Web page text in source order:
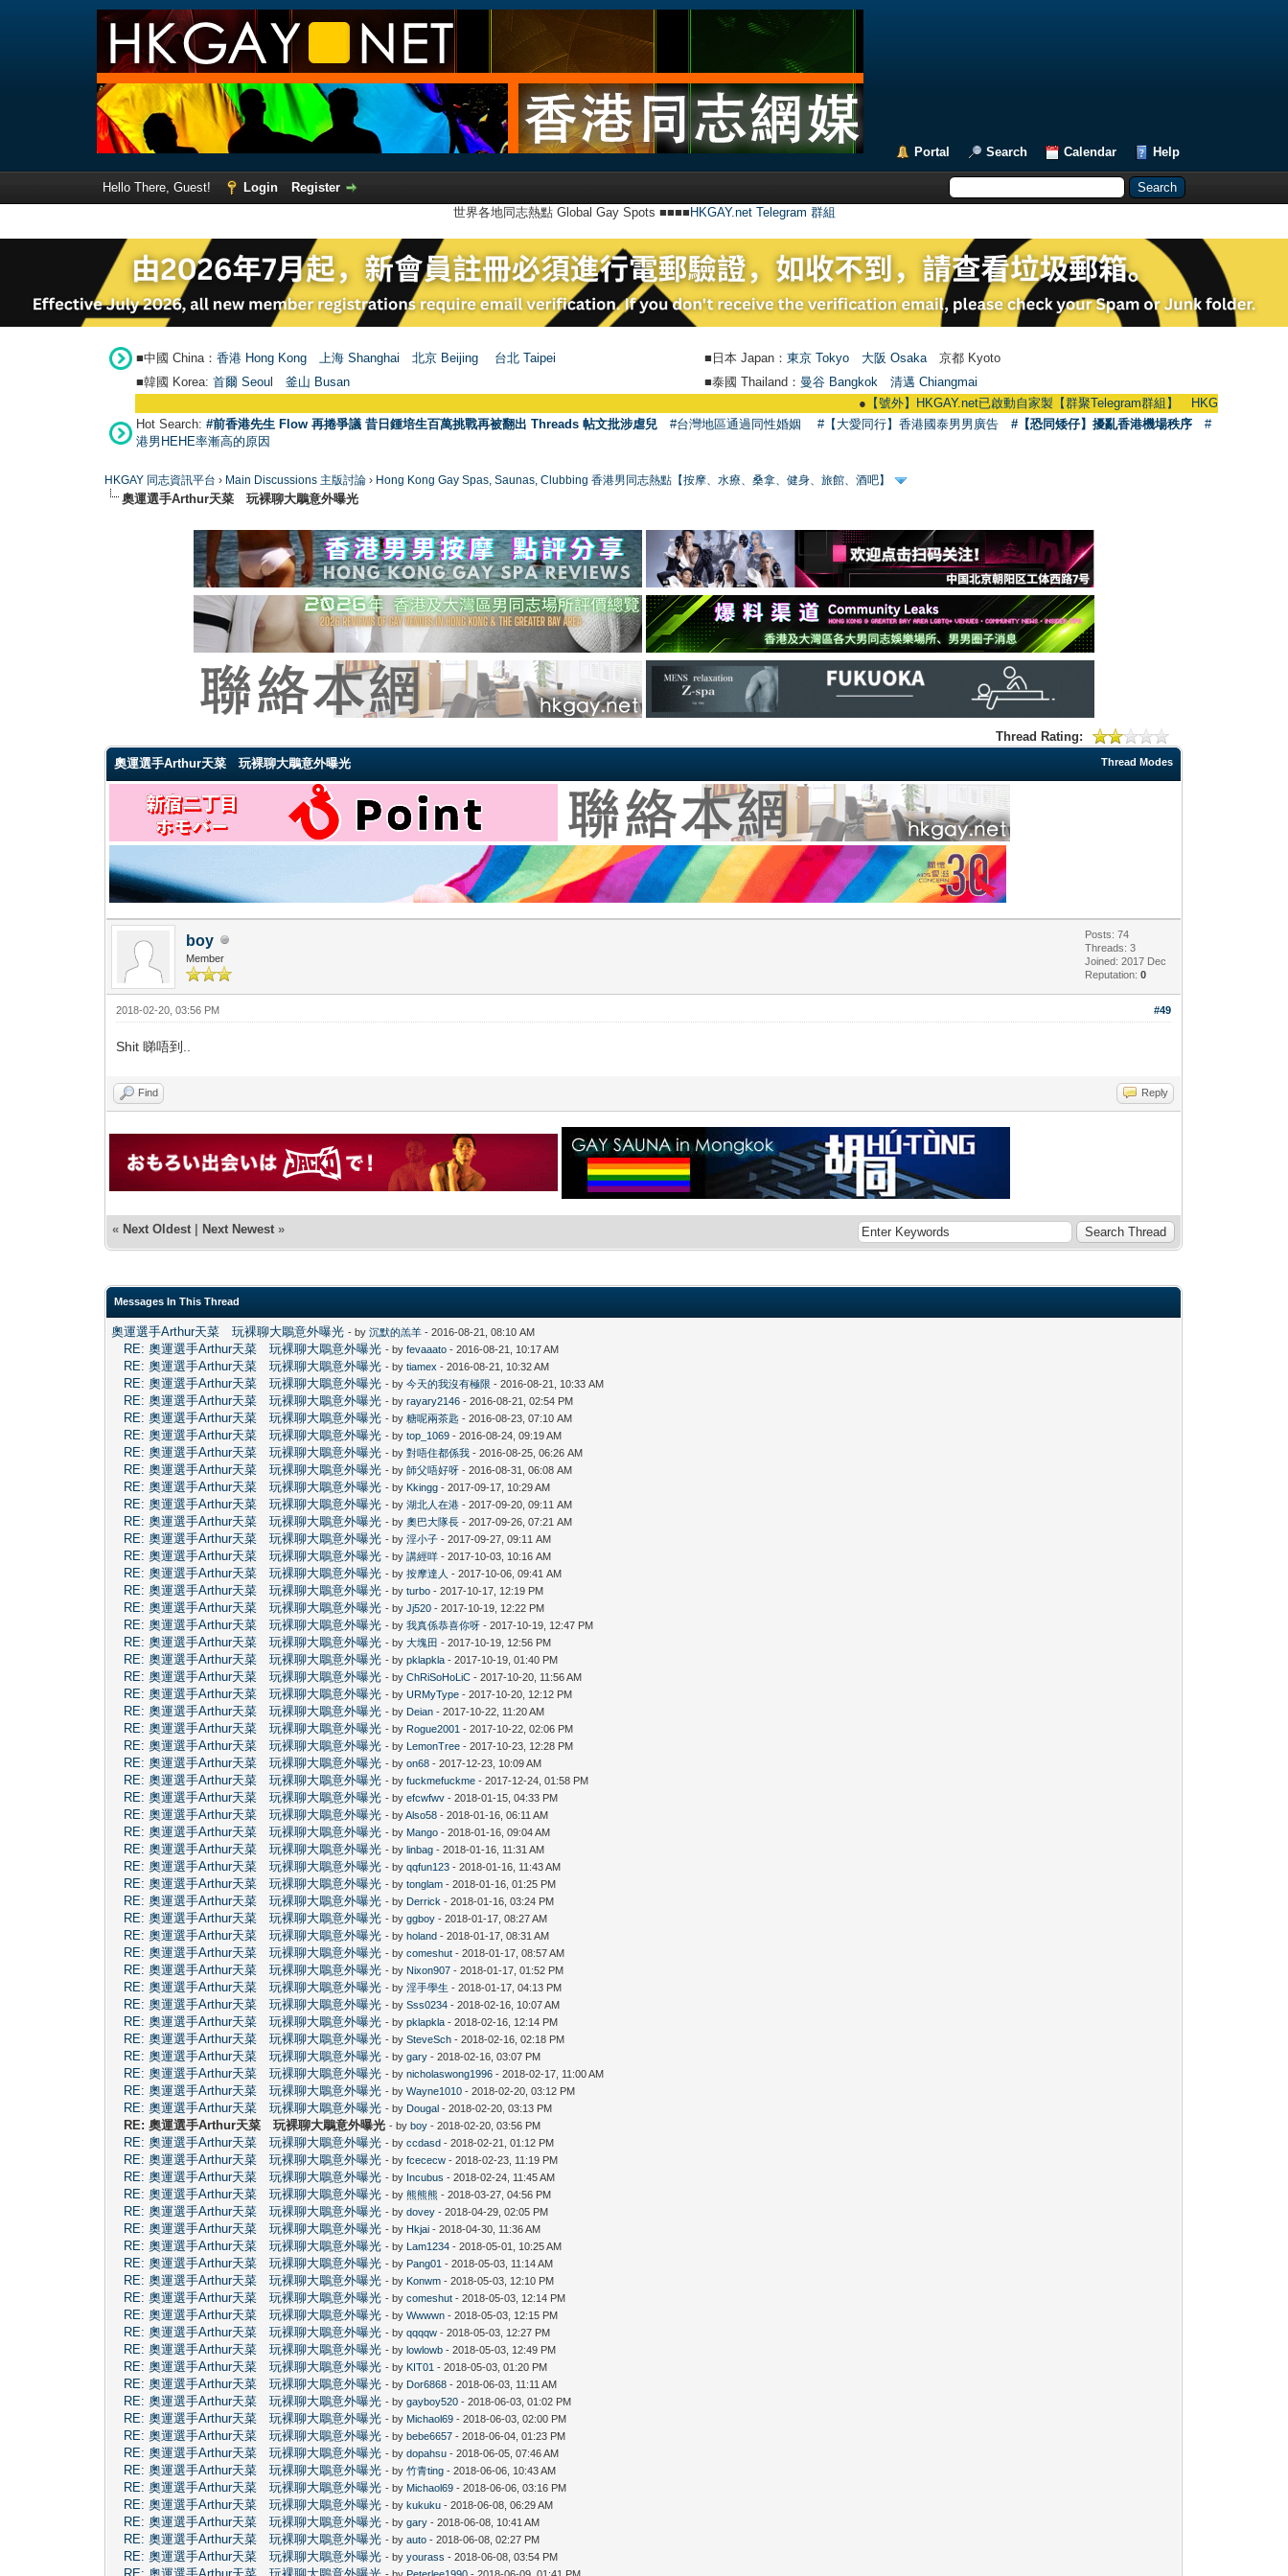
Portal Search Calendar Help
Hello There, Guest! Login
Register
世界各地同志熱點 Global Gay Spots ■■■■ HKGAY.net Telegram 群組
■中國 China： 香港 Hong Kong 上海 Shanghai 北京 Beijing 台北 Taipei ■日本 Japan： 東京 Tokyo 大阪 Osaka 京都 Kyoto
■韓國 Korea: 首爾 Seou 釜山 Busan ■泰國 Thailand： 曼谷 Bangkok
清邁 Chiangmai
【號外】HKGAY.net已啟動自家製【群聚Telegram群組】 HKGAY.net has already
Hot Search: #前香港先生 Flow 再捲爭議 昔日鍾培生百萬挑戰再被翻出 Threads 帖文批涉虐兒 #台灣地區通過同性婚姻 #【大愛同行】香港國泰男男廣告 #【恐同矮仔】擾亂香港機場秩序
#
港男HEHE率漸高的原因
HKGAY 同志資訊平台 › Main Discussions 主版討論 › Hong Kong Gay Spas, Saunas, Clubbing 香港男同志熱點【按摩、水療、桑拿、健身、旅館、酒吧】
奧運選手Arthur天菜 玩裸聊大鵰意外曝光
Thread Rating:
Thread Modes
奧運選手Arthur天菜 玩裸聊大鵰意外曝光
boy
Member
Posts: 74
Threads: 3
Joined: 2017 Dec
Reputation:0
#49
2018-02-20, 03:56 PM
Shit 睇唔到..
Find Reply
« Next Oldest | Next Newest »
Messages In This Thread
奧運選手Arthur天菜 玩裸聊大鵰意外曝光 - by沉默的羔羊 - 2016-08-21, 08:10 AM
RE: 奧運選手Arthur天菜 玩裸聊大鵰意外曝光 - byfevaaato - 2016-08-21, 10:17 AM
RE: 奧運選手Arthur天菜 玩裸聊大鵰意外曝光 - bytiamex - 2016-08-21, 10:32 AM
RE: 奧運選手Arthur天菜 玩裸聊大鵰意外曝光 - by今天的我沒有極限 - 2016-08-21, 10:33 AM
RE: 奧運選手Arthur天菜 玩裸聊大鵰意外曝光 - byrayary2146 - 2016-08-21, 02:54 PM
RE: 奧運選手Arthur天菜 玩裸聊大鵰意外曝光 - by糖呢兩茶匙 - 2016-08-23, 07:10 AM
RE: 奧運選手Arthur天菜 玩裸聊大鵰意外曝光 - bytop_1069 - 2016-08-24, 09:19 AM
RE: 奧運選手Arthur天菜 玩裸聊大鵰意外曝光 - by對唔住都係我 - 2016-08-25, 06:26 AM
RE: 奧運選手Arthur天菜 玩裸聊大鵰意外曝光 - by師父唔好呀 - 2016-08-31, 06:08 AM
RE: 奧運選手Arthur天菜 玩裸聊大鵰意外曝光 - by Kkingg - 2017-09-17, 10:29 AM
RE: 奧運選手Arthur天菜 玩裸聊大鵰意外曝光 - by湖北人在港 - 2017-09-20, 09:11 AM
RE: 奧運選手Arthur天菜 玩裸聊大鵰意外曝光 - by奧巴大隊長 - 2017-09-26, 07:21 AM
RE: 奧運選手Arthur天菜 玩裸聊大鵰意外曝光 - by淫小子 - 2017-09-27, 09:11 AM
RE: 奧運選手Arthur天菜 玩裸聊大鵰意外曝光 - by講經咩 - 2017-10-03, 10:16 AM
RE: 奧運選手Arthur天菜 玩裸聊大鵰意外曝光 - by按摩達人 - 2017-10-06, 09:41 AM
RE: 奧運選手Arthur天菜 玩裸聊大鵰意外曝光 - byturbo - 2017-10-17, 12:19 PM
RE: 奧運選手Arthur天菜 玩裸聊大鵰意外曝光 - byJj520 - 2017-10-19, 12:22 PM
RE: 奧運選手Arthur天菜 玩裸聊大鵰意外曝光 - by我真係恭喜你呀 - 2017-10-19, 12:47 PM
RE: 奧運選手Arthur天菜 玩裸聊大鵰意外曝光 - by大塊田 - 2017-10-19, 12:56 PM
RE: 奧運選手Arthur天菜 玩裸聊大鵰意外曝光 - bypklapkla - 2017-10-19, 01:40 PM
RE: 奧運選手Arthur天菜 玩裸聊大鵰意外曝光 - byChRiSoHoLiC - 2017-10-20, 11:56 AM
RE: 奧運選手Arthur天菜 玩裸聊大鵰意外曝光 - byURMyType - 2017-10-20, 12:12 PM
RE: 奧運選手Arthur天菜 玩裸聊大鵰意外曝光 - by Deian - 2017-10-22, 11:20 AM
RE: 奧運選手Arthur天菜 玩裸聊大鵰意外曝光 - by Rogue2001 - 2017-10-22, 02:06 PM
RE: 奧運選手Arthur天菜 玩裸聊大鵰意外曝光 - by LemonTree - 2017-10-23, 12:28 PM
RE: 奧運選手Arthur天菜 玩裸聊大鵰意外曝光 - byon68 - 2017-12-23, 10:09 AM
RE: 奧運選手Arthur天菜 玩裸聊大鵰意外曝光 - byfuckmefuckme - 2017-12-24, 01:58 PM
RE: 奧運選手Arthur天菜 玩裸聊大鵰意外曝光 - byefcwfwv - 2018-01-15, 04:33 PM
RE: 奧運選手Arthur天菜 玩裸聊大鵰意外曝光 - byAlso58 - 2018-01-16, 06:11 AM
RE: 奧運選手Arthur天菜 玩裸聊大鵰意外曝光 - by Mango - 2018-01-16, 09:04 AM
RE: 奧運選手Arthur天菜 玩裸聊大鵰意外曝光 - bylinbag - 2018-01-16, 11:31 AM
RE: 奧運選手Arthur天菜 玩裸聊大鵰意外曝光 - byqqfun123 - 2018-01-16, 11:43 AM
RE: 奧運選手Arthur天菜 玩裸聊大鵰意外曝光 - bytonglam - 2018-01-16, 01:25 PM
RE: 奧運選手Arthur天菜 玩裸聊大鵰意外曝光 - by Derrick - 2018-01-16, 03:24 PM
RE: 奧運選手Arthur天菜 玩裸聊大鵰意外曝光 - byggboy - 2018-01-17, 08:27 AM
RE: 奧運選手Arthur天菜 玩裸聊大鵰意外曝光 - byholand - 2018-01-17, 08:31 AM
RE: 奧運選手Arthur天菜 玩裸聊大鵰意外曝光 - bycomeshut - 2018-01-17, 08:57 AM
RE: 奧運選手Arthur天菜 玩裸聊大鵰意外曝光 - by Nixon907 - 2018-01-17, 01:52 PM
RE: 奧運選手Arthur天菜 玩裸聊大鵰意外曝光 - by淫手學生 - 2018-01-17, 04:13 PM
RE: 奧運選手Arthur天菜 玩裸聊大鵰意外曝光 - bySss0234 - 2018-02-16, 10:07 AM
RE: 奧運選手Arthur天菜 玩裸聊大鵰意外曝光 - bypklapkla - 2018-02-16, 12:14 PM
RE: 奧運選手Arthur天菜 玩裸聊大鵰意外曝光 - bySteveSch - 2018-02-16, 02:18 PM
RE: 奧運選手Arthur天菜 玩裸聊大鵰意外曝光 - bygary - 2018-02-16, 03:07 PM
RE: 奧運選手Arthur天菜 玩裸聊大鵰意外曝光 - bynicholaswong1996 - 2018-02-17, 11:00 AM
RE: 奧運選手Arthur天菜 玩裸聊大鵰意外曝光 - byWayne1010 - 2018-02-20, 03:12 PM
RE: 奧運選手Arthur天菜 玩裸聊大鵰意外曝光 - by Dougal - 2018-02-20, 03:13 PM
RE: 奧運選手Arthur天菜 玩裸聊大鵰意外曝光 - byboy - 2018-02-20, 03:56 PM
RE: 奧運選手Arthur天菜 玩裸聊大鵰意外曝光 - byccdasd - 2018-02-21, 01:12 PM
RE: 奧運選手Arthur天菜 玩裸聊大鵰意外曝光 - byfcececw - 2018-02-23, 11:19 PM
RE: 奧運選手Arthur天菜 玩裸聊大鵰意外曝光 - by Incubus - 2018-02-24, 11:45 AM
RE: 奧運選手Arthur天菜 玩裸聊大鵰意外曝光 - by熊熊熊 - 2018-03-27, 04:56 PM
RE: 奧運選手Arthur天菜 玩裸聊大鵰意外曝光 - bydovey - 2018-04-29, 02:05 PM
RE: 奧運選手Arthur天菜 玩裸聊大鵰意外曝光 - by Hkjai - 2018-04-30, 11:36 AM
RE: 奧運選手Arthur天菜 玩裸聊大鵰意外曝光 - by Lam1234 - 2018-05-01, 10:25 AM
RE: 奧運選手Arthur天菜 玩裸聊大鵰意外曝光 - by Pang01 - 2018-05-03, 11:14 AM
RE: 奧運選手Arthur天菜 玩裸聊大鵰意外曝光 - by Konwm - 2018-05-03, 12:10 PM
RE: 奧運選手Arthur天菜 玩裸聊大鵰意外曝光 - bycomeshut - 2018-05-03, 12:14 PM
RE: 奧運選手Arthur天菜 玩裸聊大鵰意外曝光 - byWwwwn - 2018-05-03, 12:15 PM
RE: 奧運選手Arthur天菜 玩裸聊大鵰意外曝光 - byqqqqw - 2018-05-03, 12:27 PM
RE: 奧運選手Arthur天菜 玩裸聊大鵰意外曝光 - bylowlowb - 2018-05-03, 12:49 PM
RE: 奧運選手Arthur天菜 玩裸聊大鵰意外曝光 - by KIT01 - 2018-05-03, 01:20 PM
RE: 奧運選手Arthur天菜 玩裸聊大鵰意外曝光 - by Dor6868 - 2018-06-03, 11:11 AM
RE: 奧運選手Arthur天菜 玩裸聊大鵰意外曝光 - bygayboy520 - 2018-06-03, 01:02 PM
RE: 奧運選手Arthur天菜 玩裸聊大鵰意外曝光 - by Michaol69 - 2018-06-03, 02:00 PM
RE: 奧運選手Arthur天菜 玩裸聊大鵰意外曝光 - bybebe6657 - 2018-06-04, 01:23 PM
RE: 奧運選手Arthur天菜 玩裸聊大鵰意外曝光 - bydopahsu - 2018-06-05, 07:46 AM
RE: 奧運選手Arthur天菜 玩裸聊大鵰意外曝光 - by竹青ting - 2018-06-06, 10:43 AM
RE: 奧運選手Arthur天菜 玩裸聊大鵰意外曝光 - by Michaol69 - 2018-06-06, 03:16 PM
RE: 奧運選手Arthur天菜 玩裸聊大鵰意外曝光 - bykukuku - 2018-06-08, 06:29 AM
RE: 奧運選手Arthur天菜 玩裸聊大鵰意外曝光 - bygary - 2018-06-08, 10:41 AM
RE: 奧運選手Arthur天菜 玩裸聊大鵰意外曝光 - byauto - 2018-06-08, 02:27 PM
RE: 奧運選手Arthur天菜 玩裸聊大鵰意外曝光 - byyourass - 2018-06-08, 03:54 PM